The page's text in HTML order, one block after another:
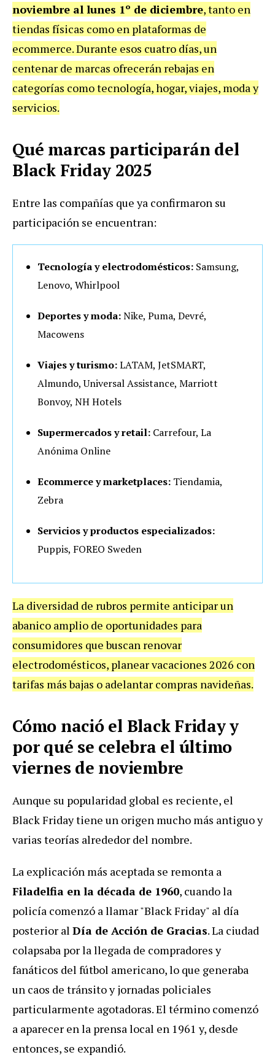
noviembre al lunes 1º de diciembre, tanto en
tiendas físicas como en plataformas de
ecommerce. Durante esos cuatro días, un
centenar de marcas ofrecerán rebajas en
categorías como tecnología, hogar, viajes, moda y
servicios.
Qué marcas participarán del
Black Friday 2025
Entre las compañías que ya confirmaron su
participación se encuentran:
Tecnología y electrodomésticos: Samsung,
Lenovo, Whirlpool
Deportes y moda:Nike, Puma, Devré,
Macowens
Viajes y turismo:LATAM, JetSMART,
Almundo, Universal Assistance, Marriott
Bonvoy, NH Hotels
Supermercados y retail: Carrefour, La
Anónima Online
Ecommerce y marketplaces: Tiendamia,
Zebra
Servicios y productos especializados:
Puppis, FOREO Sweden
La diversidad de rubros permite anticipar un
abanico amplio de oportunidades para
consumidores que buscan renovar
electrodomésticos, planear vacaciones 2026 con
tarifas más bajas o adelantar compras navideñas.
Cómo nació el Black Friday y
por qué se celebra el último
viernes de noviembre
Aunque su popularidad global es reciente, el
Black Friday tiene un origen mucho más antiguo y
varias teorías alrededor del nombre.
La explicación más aceptada se remonta a
Filadelfia en la década de 1960, cuando la
policía comenzó a llamar "Black Friday" al día
posterior al Día de Acción de Gracias. La ciudad
colapsaba por la llegada de compradores y
fanáticos del fútbol americano, lo que generaba
un caos de tránsito y jornadas policiales
particularmente agotadoras. El término comenzó
a aparecer en la prensa local en 1961 y, desde
entonces, se expandió.